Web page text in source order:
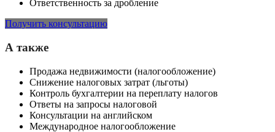
Ответственность за дробление
Получить консультацию
А также
Продажа недвижимости (налогообложение)
Снижение налоговых затрат (льготы)
Контроль бухгалтерии на переплату налогов
Ответы на запросы налоговой
Консультации на английском
Международное налогообложение